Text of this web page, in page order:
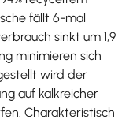
fällt 6-mal
sinkt um 1,9
minimieren sich
wird der
auf kalkreicher
Charakteristisch